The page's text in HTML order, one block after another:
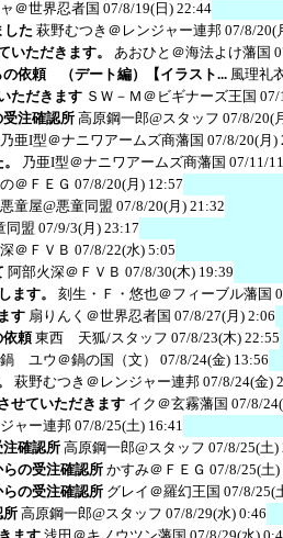
＠世界忍者国 07/8/19(日) 22:44
した 萩野むつき＠レンジャー連邦 07/8/20(
いただきます。
あおひと＠海法よけ藩国
の依頼 （デート編）【イラスト... 風理礼
ただきます ＳＷ－Ｍ＠ビギナーズ王国 07/
注確認所 高原鋼一郎@スタッフ 07/8/20(
乃亜I型＠ナニワアームズ商藩国 07/8/20(月)
乃亜I型＠ナニワアームズ商藩国 07/11/
＠ＦＥＧ 07/8/20(月) 12:57
悪童屋@悪童同盟 07/8/20(月) 21:32
同盟 07/9/3(月) 23:17
＠ＦＶＢ 07/8/22(水) 5:05
阿部火深＠ＦＶＢ 07/8/30(木) 19:39
ます。
刻生・Ｆ・悠也＠フィーブル藩国
す 扇りんく＠世界忍者国 07/8/27(月) 2:06
依頼 東西 天狐/スタッフ 07/8/23(木) 22:55
ユウ＠鍋の国（文）
07/8/24(金) 13:56
萩野むつき＠レンジャー連邦 07/8/24(金)
せていただきます イク＠玄霧藩国 07/8/
ャー連邦 07/8/25(土) 16:41
確認所 高原鋼一郎@スタッフ 07/8/25(土)
の受注確認所 かすみ＠ＦＥＧ 07/8/25(土)
の受注確認所 グレイ＠羅幻王国 07/8/25(
所 高原鋼一郎@スタッフ 07/8/29(水) 0:46